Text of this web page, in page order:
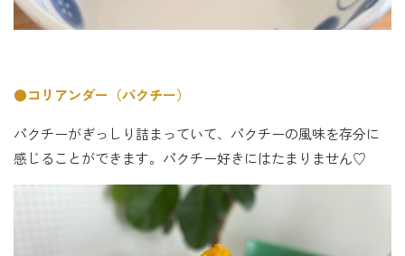
●コリアンダー（パクチー）
パクチーがぎっしり詰まっていて、パクチーの風味を存分に
感じることができます。パクチー好きにはたまりません♡